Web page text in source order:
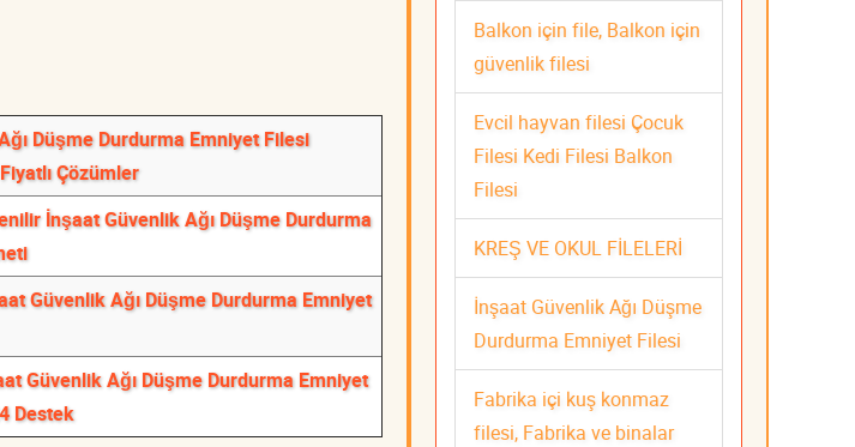
Düşme Durdurma Emniyet Filesi
Çözümler
İnşaat Güvenlik Ağı Düşme Durdurma
Güvenlik Ağı Düşme Durdurma Emniyet
Güvenlik Ağı Düşme Durdurma Emniyet
Destek
Balkon için file, Balkon için
güvenlik filesi
Evcil hayvan filesi Çocuk
Filesi Kedi Filesi Balkon
Filesi
KREŞ VE OKUL FİLELERİ
İnşaat Güvenlik Ağı Düşme
Durdurma Emniyet Filesi
Fabrika içi kuş konmaz
filesi, Fabrika ve binalar